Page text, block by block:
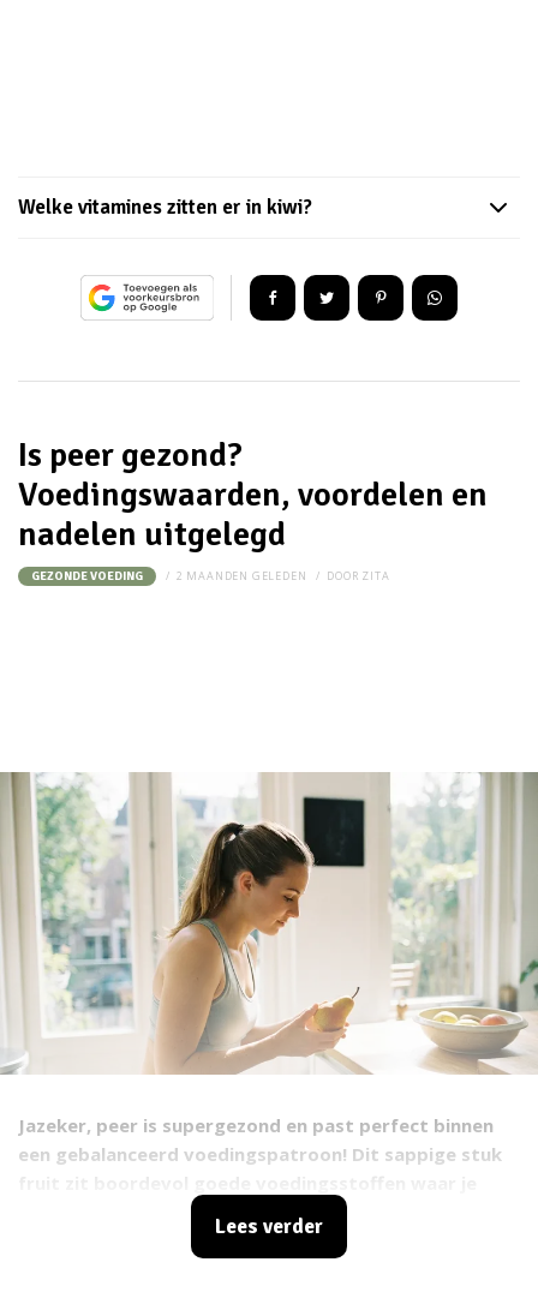
Welke vitamines zitten er in kiwi?
Is peer gezond?
Voedingswaarden, voordelen en
nadelen uitgelegd
GEZONDE VOEDING 2 MAANDEN GELEDEN DOOR ZITA
Jazeker, peer is supergezond en past perfect binnen
een gebalanceerd voedingspatroon! Dit sappige stuk
lichaam blij van wordt.
Lees verder